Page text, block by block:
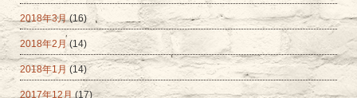
2018年3月(16)
2018年2月(14)
2018年1月 (14)
2017年12月(17)